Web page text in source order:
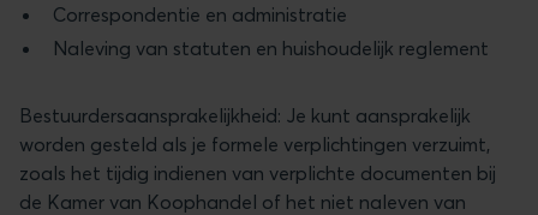
Correspondentie en administratie
Naleving van statuten en huishoudelijk reglement
Bestuurdersaansprakelijkheid: Je kunt aansprakelijk
worden gesteld als je formele verplichtingen verzuimt,
zoals het tijdig indienen van verplichte documenten bij
de Kamer van Koophandel of het niet naleven van